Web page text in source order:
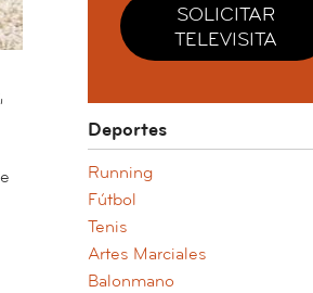
SOLICITAR
TELEVISITA
Deportes
Running
Fútbol
Tenis
Artes Marciales
Balonmano